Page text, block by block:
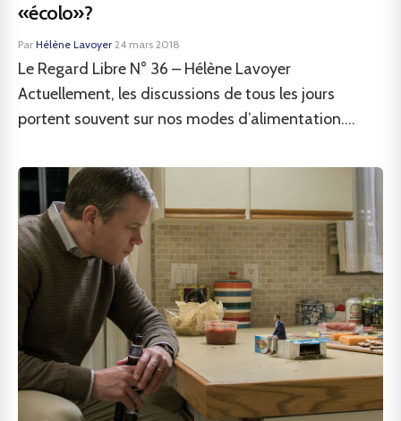
«écolo»?
Par Hélène Lavoyer·24 mars 2018
Le Regard Libre N° 36 – Hélène Lavoyer
Actuellement, les discussions de tous les jours
portent souvent sur nos modes d’alimentation....